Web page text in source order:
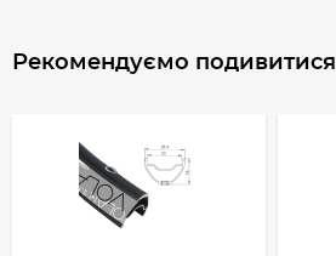
Рекомендуємо подивитися